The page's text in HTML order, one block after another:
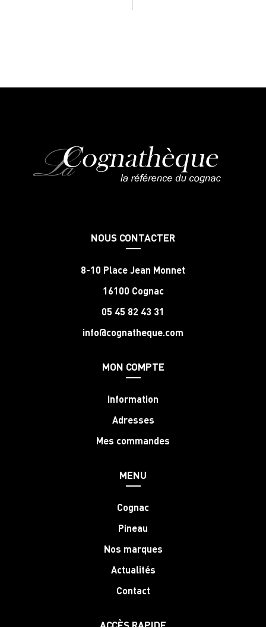
NOUS CONTACTER
8-10 Place Jean Monnet
16100 Cognac
05 45 82 43 31
info@cognatheque.com
MON COMPTE
Information
Adresses
Mes commandes
MENU
Cognac
Pineau
Nos marques
Actualités
Contact